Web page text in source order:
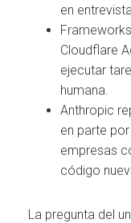
en
Cloudflare
ejecutar
humana.
Anthropic
en parte
empresas
código
La pregunta del